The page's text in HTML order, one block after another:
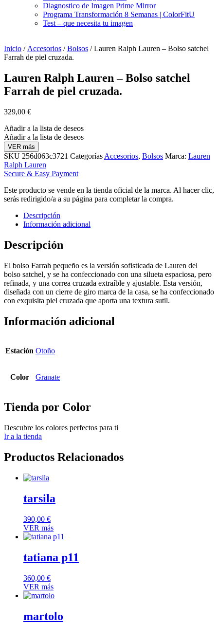
Diagnostico de Imagen Prime Mirror
Programa Transformación 8 Semanas | ColorFitU
Test – que necesita tu imagen
Inicio / Accesorios /Bolsos / Lauren Ralph Lauren – Bolso satchel
Farrah de piel cruzada.
Lauren Ralph Lauren – Bolso satchel
Farrah de piel cruzada.
329,00 €
Añadir a la lista de deseos
Añadir a la lista de deseos
VER más
SKU 256d063c3721 Categorías Accesorios, Bolsos Marca: Lauren
Ralph Lauren
Secure & Easy Payment
Este producto se vende en la tienda oficial de la marca. Al hacer clic,
serás redirigido/a a su página para completar la compra.
Descripción
Información adicional
Descripción
El bolso Farrah pequeño es la versión sofisticada de Lauren del
bolso satchel, y se ha confeccionado con una silueta espaciosa, pero
refinada, y una correa cruzada extraíble y ajustable. Esta versión,
diseñada con un cierre de giro marca de la casa, se ha confeccionado
con exquisita piel cruzada que aporta una textura sutil.
Información adicional
Estación Otoño
Color Granate
Tienda por Color
Descubre los colores perfectos para ti
Ir a la tienda
Productos Relacionados
tarsila
390,00 €
VER más
tatiana p11
360,00 €
VER más
martolo